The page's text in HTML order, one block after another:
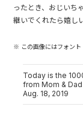
ったとき、おじいち
継いでくれたら嬉し
※ この画像にはフォント
Today is the
from Mom & Dad
Aug. 18, 2019